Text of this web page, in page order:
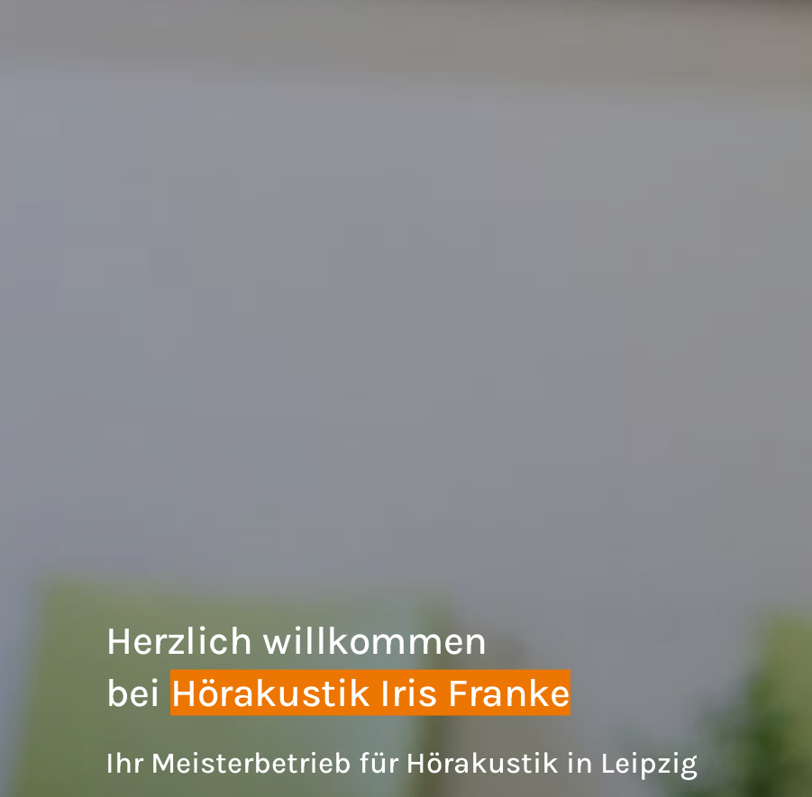
Herzlich willkommen
bei Hörakustik Iris Franke
Ihr Meisterbetrieb für Hörakustik in Leipzig